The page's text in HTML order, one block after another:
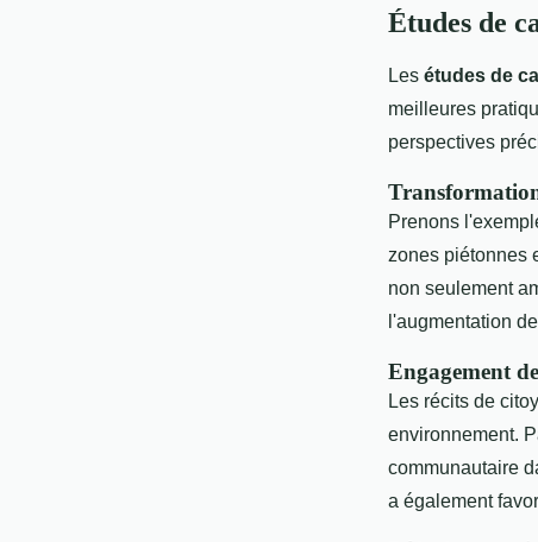
Études de
Les études de
meilleures
perspectives
Prenons
zones piétonnes
non seulement
l'augmentation
Engagement
Les récits de
environnement.
communautaire
a également